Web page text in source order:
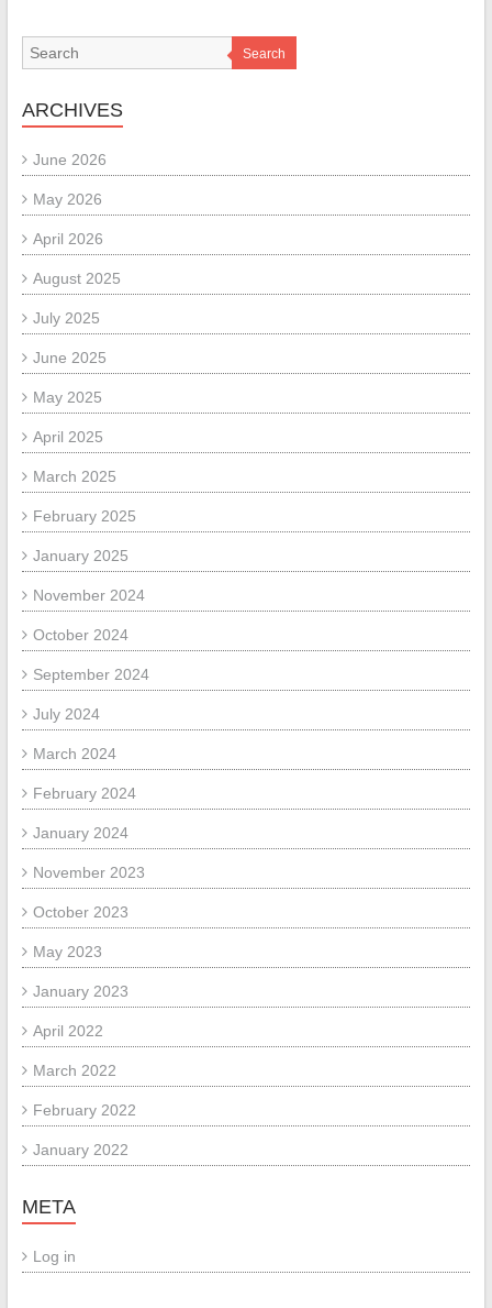
Search
ARCHIVES
June 2026
May 2026
April 2026
August 2025
July 2025
June 2025
May 2025
April 2025
March 2025
February 2025
January 2025
November 2024
October 2024
September 2024
July 2024
March 2024
February 2024
January 2024
November 2023
October 2023
May 2023
January 2023
April 2022
March 2022
February 2022
January 2022
META
Log in